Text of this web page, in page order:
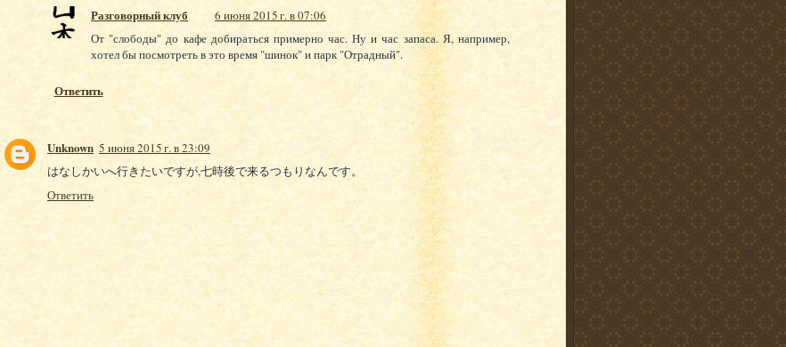
Разговорный клуб
6 июня 2015 г. в 07:06
От "слободы" до кафе добираться примерно час. Ну и час запаса. Я, например,
хотел бы посмотреть в это время "шинок" и парк "Отрадный".
Ответить
Unknown 5 июня 2015 г. в 23:09
はなしかいへ行きたいですが,七時後で来るつもりなんです。
Ответить